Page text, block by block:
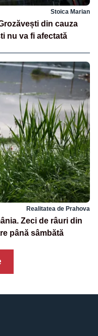
Stoica Marian
din cauza
nu va fi afectată
Realitatea de Prahova
Zeci de râuri din
până sâmbătă